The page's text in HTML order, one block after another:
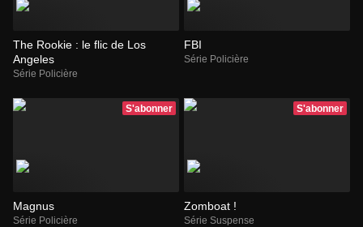
The Rookie : le flic de Los
Angeles
Série Policière
FBI
Série Policière
S'abonner
Magnus
Série Policière
S'abonner
Zomboat !
Série Suspense